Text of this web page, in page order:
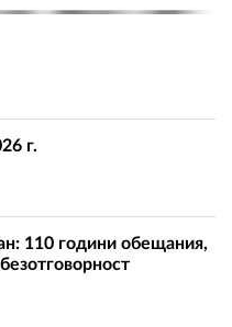
г.
110 години обещания,